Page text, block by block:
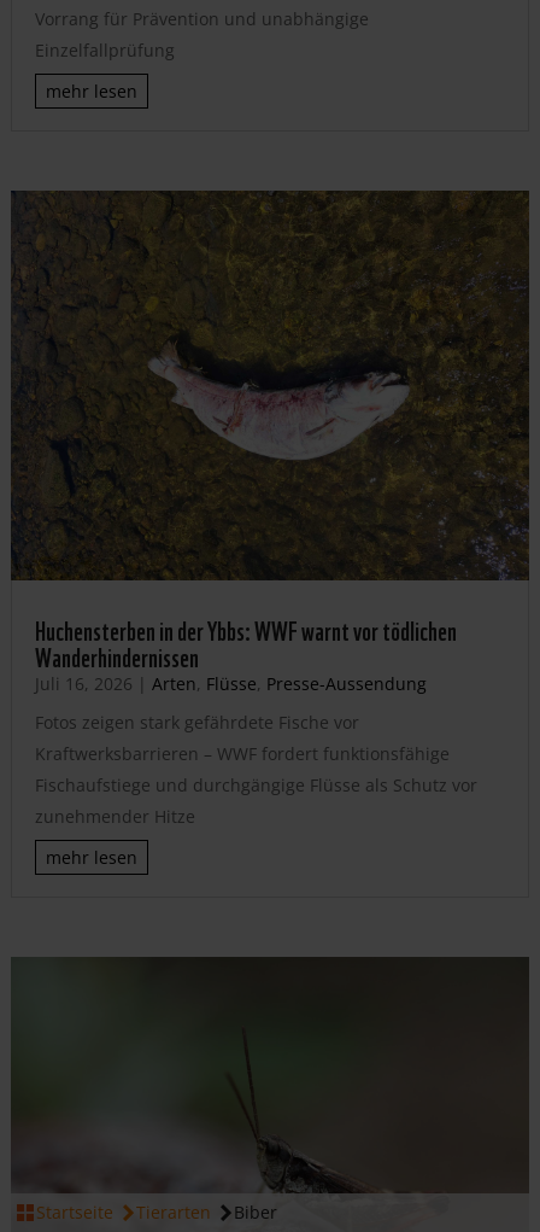
Vorrang für Prävention und unabhängige
Einzelfallprüfung
mehr lesen
Huchensterben in der Ybbs: WWF warnt vor tödlichen
Wanderhindernissen
Juli 16, 2026 | Arten, Flüsse, Presse-Aussendung
Fotos zeigen stark gefährdete Fische vor
Kraftwerksbarrieren – WWF fordert funktionsfähige
Fischaufstiege und durchgängige Flüsse als Schutz vor
zunehmender Hitze
mehr lesen
JETZT HELFEN
Startseite Tierarten Biber